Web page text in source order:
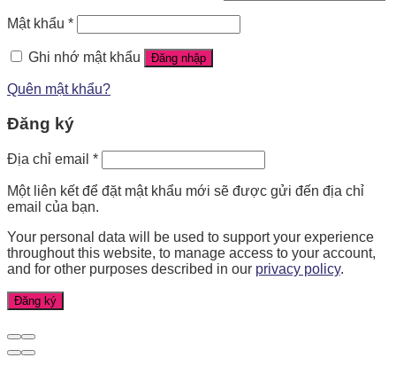
Mật khẩu *
Ghi nhớ mật khẩu Đăng nhập
Quên mật khẩu?
Đăng ký
Địa chỉ email *
Một liên kết để đặt mật khẩu mới sẽ được gửi đến địa chỉ
email của bạn.
Your personal data will be used to support your experience
throughout this website, to manage access to your account,
and for other purposes described in our privacy policy.
Đăng ký